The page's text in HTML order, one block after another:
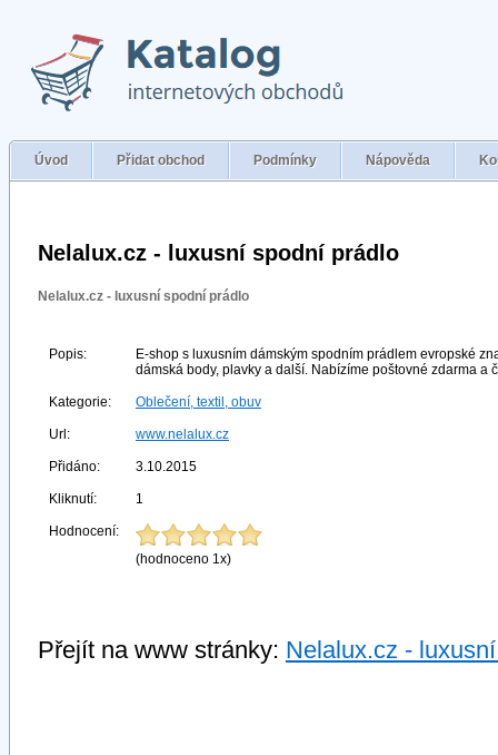
Úvod Přidat obchod Podmínky Nápověda
Nelalux.cz - luxusní spodní prádlo
Nelalux.cz - luxusní spodní prádlo
Popis:
E-shop s luxusním dámským spodním prádlem evropské
dámská body, plavky a další. Nabízíme poštovné zdarma a
Kategorie: Oblečení, textil, obuv
Url: www.nelalux.cz
Přidáno: 3.10.2015
Kliknutí: 1
Hodnocení:
(hodnoceno 1x)
Přejít na www stránky: Nelalux.cz -